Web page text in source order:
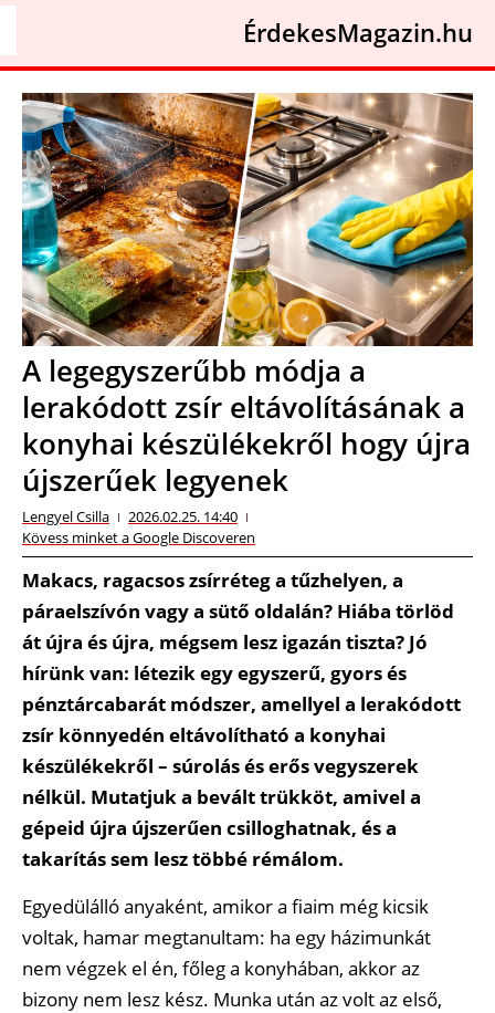
ÉrdekesMagazin.hu
A legegyszerűbb módja a
lerakódott zsír eltávolításának a
konyhai készülékekről hogy újra
újszerűek legyenek
Lengyel Csilla
2026.02.25. 14:40
Kövess minket a Google Discoveren
Makacs, ragacsos zsírréteg a tűzhelyen, a
páraelszívón vagy a sütő oldalán? Hiába törlöd
át újra és újra, mégsem lesz igazán tiszta? Jó
hírünk van: létezik egy egyszerű, gyors és
pénztárcabarát módszer, amellyel a lerakódott
zsír könnyedén eltávolítható a konyhai
készülékekről – súrolás és erős vegyszerek
nélkül. Mutatjuk a bevált trükköt, amivel a
gépeid újra újszerűen csilloghatnak, és a
takarítás sem lesz többé rémálom.
Egyedülálló anyaként, amikor a fiaim még kicsik
voltak, hamar megtanultam: ha egy házimunkát
nem végzek el én, főleg a konyhában, akkor az
bizony nem lesz kész. Munka után az volt az első,